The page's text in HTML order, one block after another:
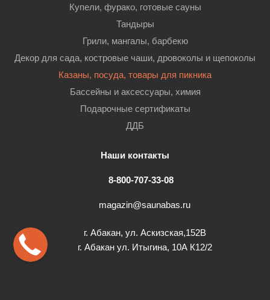
Купели, фурако, готовые сауны
Тандыры
Грили, мангалы, барбекю
Декор для сада, костровые чаши, дровоколы и щепоколы
Казаны, посуда, товары для пикника
Бассейны и аксессуары, химия
Подарочные сертификаты
ДДБ
Наши контакты
8-800-707-33-08
magazin@saunabas.ru
г. Абакан, ул. Аскизская,152В
г. Абакан ул. Итыгина, 10А К12/2